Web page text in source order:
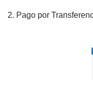
2. Pago por